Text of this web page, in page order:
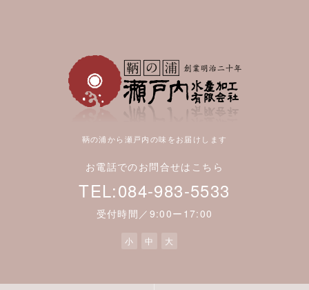
鞆の浦から瀬戸内の味をお届けします
お電話でのお問合せはこちら
TEL:084-983-5533
受付時間／9:00ー17:00
小 中 大